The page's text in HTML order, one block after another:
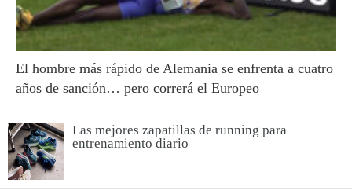
El hombre más rápido de Alemania se enfrenta a cuatro
años de sanción… pero correrá el Europeo
Las mejores zapatillas de running para
entrenamiento diario